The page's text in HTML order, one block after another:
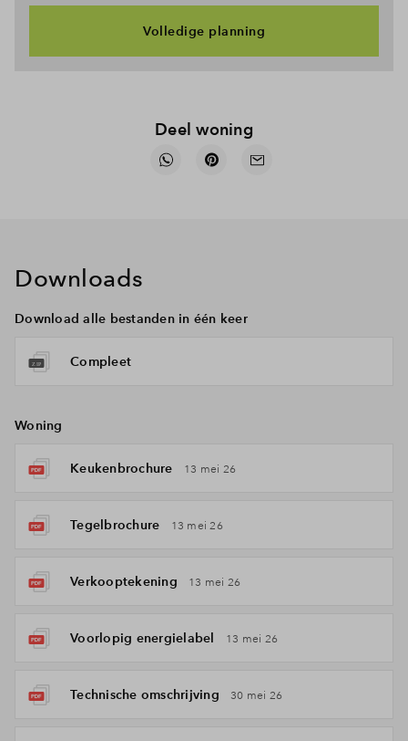
Volledige planning
Deel woning
Downloads
Download alle bestanden in één keer
Compleet
Woning
Keukenbrochure 13 mei 26
Tegelbrochure 13 mei 26
Verkooptekening 13 mei 26
Voorlopig energielabel 13 mei 26
Technische omschrijving 30 mei 26